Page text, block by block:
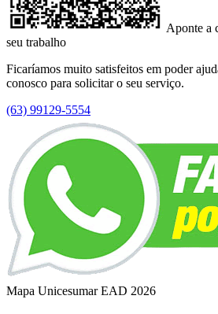
Aponte a
seu trabalho
Ficaríamos muito satisfeitos em poder
conosco para solicitar o seu serviço.
(63) 99129-5554
Mapa Unicesumar EAD 2026